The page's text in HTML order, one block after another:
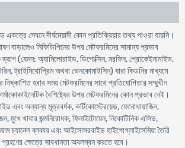
সেবনে দীর্ঘমেয়াদী কোন প্রতিক্রিয়ার তথ্য পাওয়া যায়নি।
বাড়ালেও নিফিডিপিনের উপর মেটফরমিনের সামান্য প্রভাব
ড্রাগ (যেমন: অ্যামিলোরাইড, ডিগোক্সিন, মরফিন, প্রোকেইনামাইড,
ট্রাইমিথোপ্রিম অথবা ভেনকোমাইসিন) যারা কিডনির মাধ্যমে
নিষ্কাশিত হবার সময় মেটফরমিনের সাথে প্রতিযোগিতার সম্মুখীন
বৈশিষ্ট্যের উপর মেটফরমিনের কোন প্রভাব নেই।
এবং অন্যান্য মূত্রবর্ধক, কর্টিকোস্টেরয়েড, ফেনোথায়াজিন,
মুখে খাবার জন্মনিরোধক, ফিনাইটোয়েন, নিকোটিনিক এসিড,
চ্যানেল ব্লকার এবং আইসোসরবাইড হাইপোগ্লাইসেমিয়া তৈরি
ক্ষেত্রে সাবধানতা অবলম্বন করতে হবে।